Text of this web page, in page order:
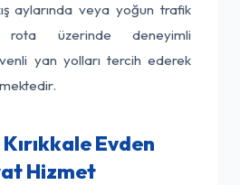
aylarında veya yoğun trafik
üzerinde deneyimli
yan yolları tercih ederek
Evden
Hizmet